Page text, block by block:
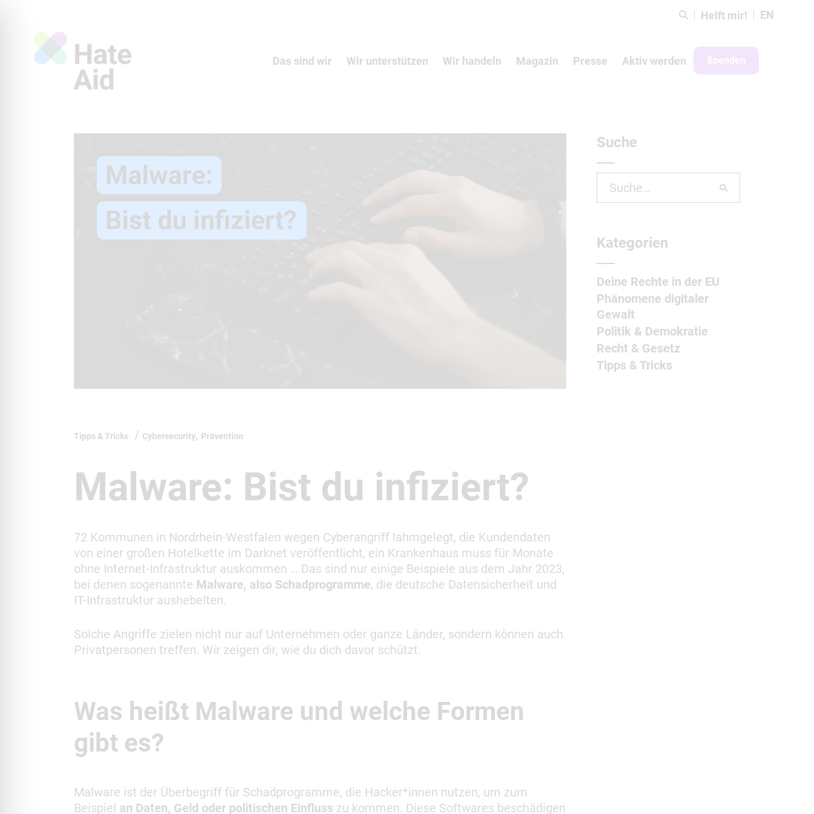
Helft mir! EN
Das sind wir Wir unterstützen Wir handeln Magazin Presse Aktiv werden Spenden
Tipps & Tricks Cybersecurity, Prävention
Malware: Bist du infiziert?
72 Kommunen in Nordrhein-Westfalen wegen Cyberangriff lahmgelegt, die Kundendaten
von einer großen Hotelkette im Darknet veröffentlicht, ein Krankenhaus muss für Monate
ohne Internet-Infrastruktur auskommen … Das sind nur einige Beispiele aus dem Jahr 2023,
bei denen sogenannte Malware, also Schadprogramme, die deutsche Datensicherheit und
IT-Infrastruktur aushebelten.
Solche Angriffe zielen nicht nur auf Unternehmen oder ganze Länder, sondern können auch
Privatpersonen treffen. Wir zeigen dir, wie du dich davor schützt.
Was heißt Malware und welche Formen
gibt es?
Malware ist der Überbegriff für Schadprogramme, die Hacker*innen nutzen, um zum
Beispiel an Daten, Geld oder politischen Einfluss zu kommen. Diese Softwares beschädigen
Suche
Search
for:
Kategorien
Deine Rechte in der EU
Phänomene digitaler
Gewalt
Politik & Demokratie
Recht & Gesetz
Tipps & Tricks